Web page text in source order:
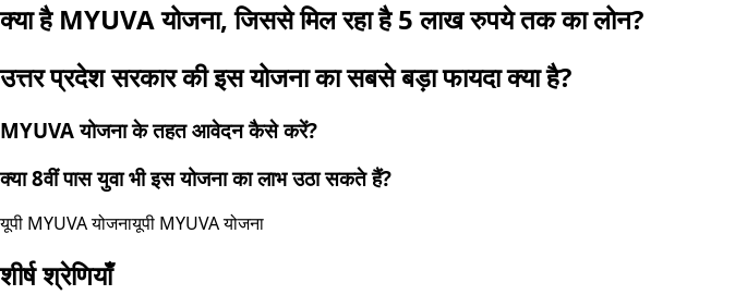
क्या है MYUVA योजना, जिससे मिल रहा है 5 लाख रुपये तक का लोन?
उत्तर प्रदेश सरकार की इस योजना का सबसे बड़ा फायदा क्या है?
MYUVA योजना के तहत आवेदन कैसे करें?
क्या 8वीं पास युवा भी इस योजना का लाभ उठा सकते हैं?
यूपी MYUVA योजनायूपी MYUVA योजना
शीर्ष श्रेणियाँ